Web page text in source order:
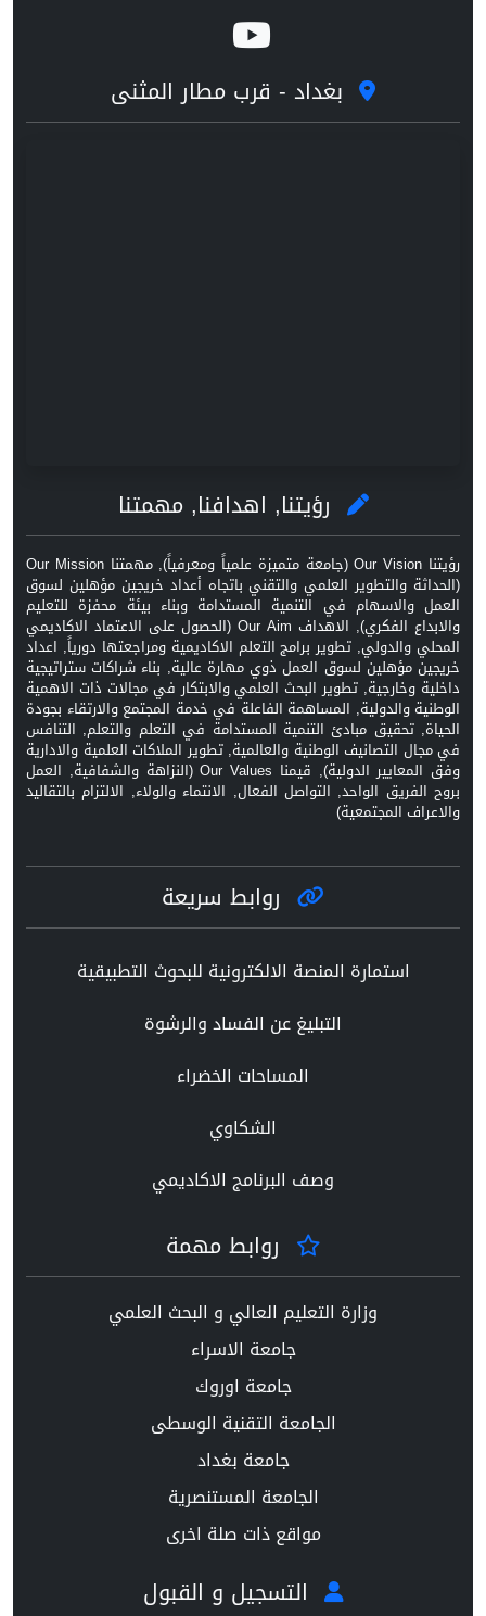
بغداد - قرب مطار المثنى
رؤيتنا, اهدافنا, مهمتنا
رؤيتنا Our Vision (جامعة متميزة علمياً ومعرفياً), مهمتنا Our Mission
(الحداثة والتطوير العلمي والتقني باتجاه أعداد خريجين مؤهلين لسوق
العمل والاسهام في التنمية المستدامة وبناء بيئة محفزة للتعليم
والابداع الفكري), الاهداف Our Aim (الحصول على الاعتماد الاكاديمي
المحلي والدولي, تطوير برامج التعلم الاكاديمية ومراجعتها دورياً, اعداد
خريجين مؤهلين لسوق العمل ذوي مهارة عالية, بناء شراكات ستراتيجية
داخلية وخارجية, تطوير البحث العلمي والابتكار في مجالات ذات الاهمية
الوطنية والدولية, المساهمة الفاعلة في خدمة المجتمع والارتقاء بجودة
الحياة, تحقيق مبادئ التنمية المستدامة في التعلم والتعلم, التنافس
في مجال التصانيف الوطنية والعالمية, تطوير الملاكات العلمية والادارية
وفق المعايير الدولية), قيمنا Our Values (النزاهة والشفافية, العمل
بروح الفريق الواحد, التواصل الفعال, الانتماء والولاء, الالتزام بالتقاليد
والاعراف المجتمعية)
روابط سريعة
استمارة المنصة الالكترونية للبحوث التطبيقية
التبليغ عن الفساد والرشوة
المساحات الخضراء
الشكاوي
وصف البرنامج الاكاديمي
روابط مهمة
وزارة التعليم العالي و البحث العلمي
جامعة الاسراء
جامعة اوروك
الجامعة التقنية الوسطى
جامعة بغداد
الجامعة المستنصرية
مواقع ذات صلة اخرى
التسجيل و القبول